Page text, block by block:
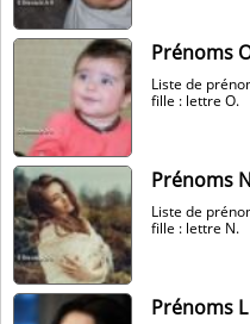
Prénoms
Liste de
fille : lettre O.
Prénoms
Liste de
fille : lettre N.
Prénoms